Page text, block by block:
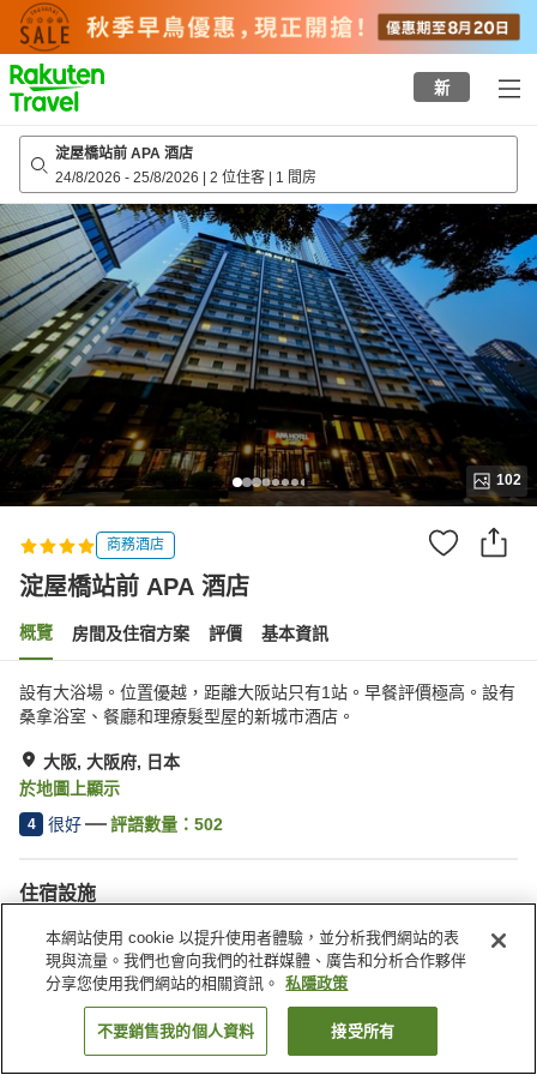
to
top
page
新
淀屋橋站前 APA 酒店
24/8/2026 - 25/8/2026 | 2 位住客 | 1 間房
102
商務酒店
淀屋橋站前 APA 酒店
概覽 房間及住宿方案 評價 基本資訊
設有大浴場。位置優越，距離大阪站只有1站。早餐評價極高。設有
桑拿浴室、餐廳和理療髮型屋的新城市酒店。
大阪, 大阪府, 日本
於地圖上顯示
4 很好 評語數量： 502
住宿設施
Wi-Fi
步行 5 分鐘可到車站
桑拿
水療/美容院
找客房
本網站使用 cookie 以提升使用者體驗，並分析我們網站的表
現與流量。我們也會向我們的社群媒體、廣告和分析合作夥伴
分享您使用我們網站的相關資訊。
私隱政策
不要銷售我的個人資料 接受所有